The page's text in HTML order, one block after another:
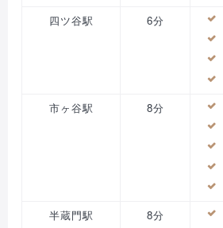
四ツ谷駅
6分
市ヶ谷駅
8分
半蔵門駅
8分